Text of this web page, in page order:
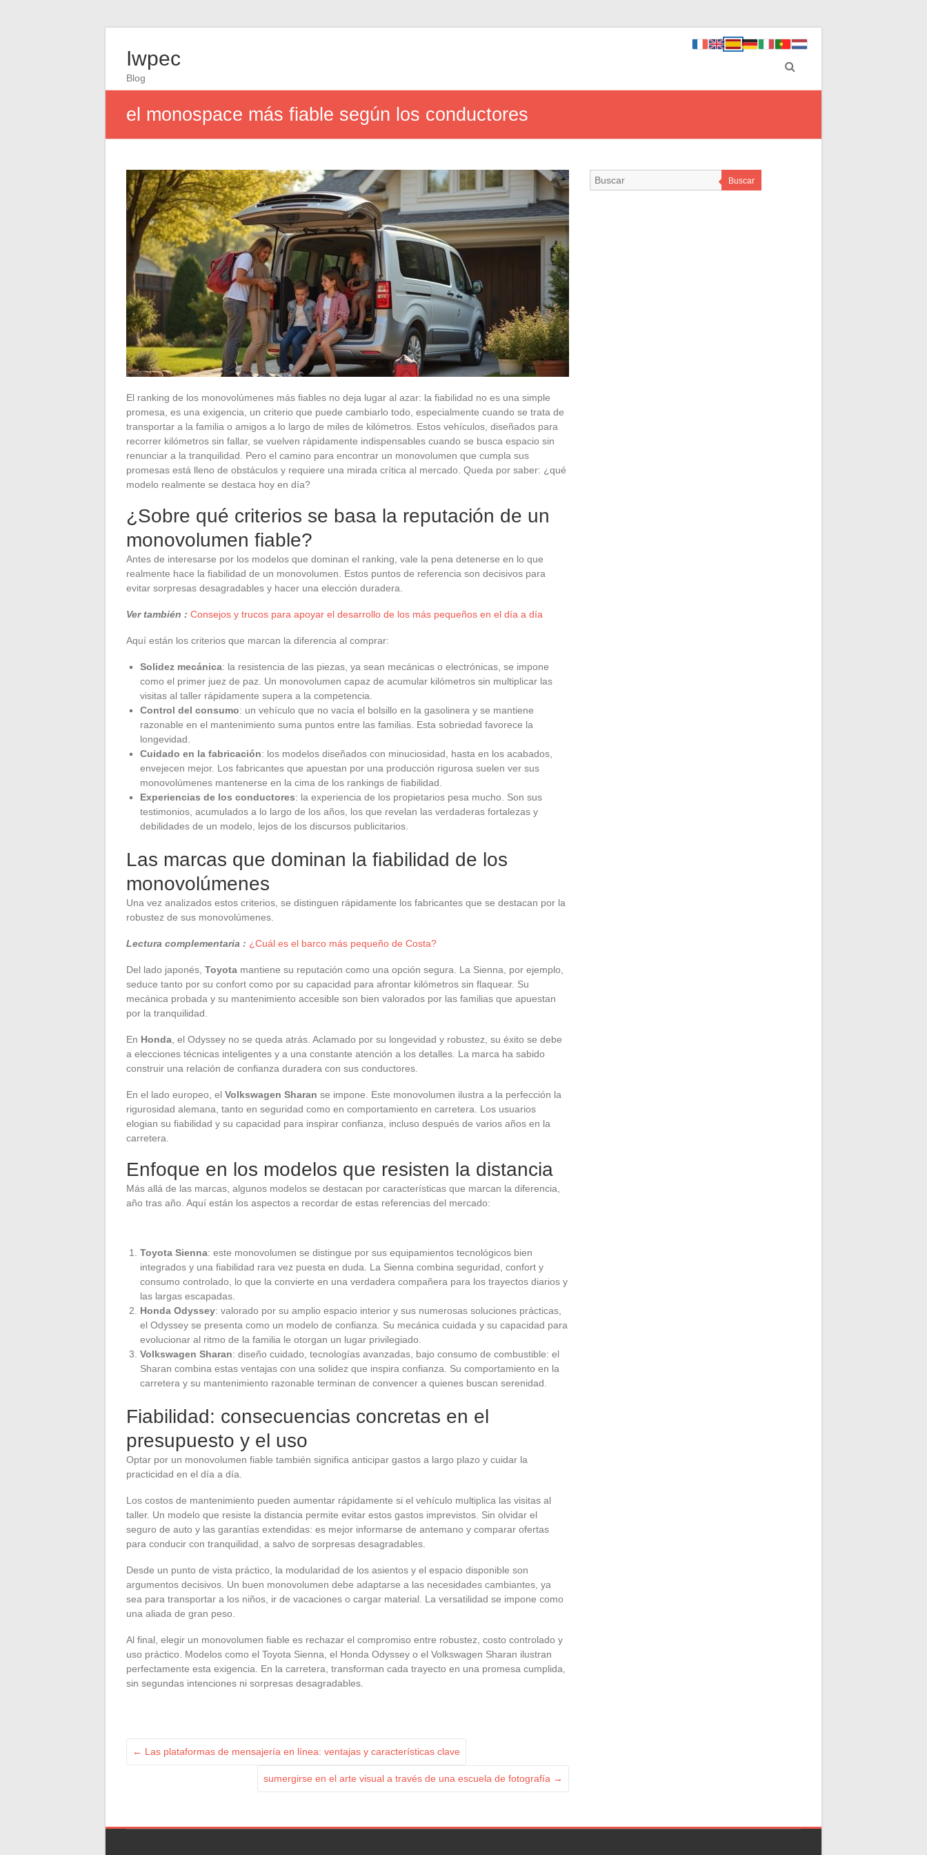
Iwpec
Blog
el monospace más fiable según los conductores
El ranking de los monovolúmenes más fiables no deja lugar al azar: la fiabilidad no es una simple
promesa, es una exigencia, un criterio que puede cambiarlo todo, especialmente cuando se trata de
transportar a la familia o amigos a lo largo de miles de kilómetros. Estos vehículos, diseñados para
recorrer kilómetros sin fallar, se vuelven rápidamente indispensables cuando se busca espacio sin
renunciar a la tranquilidad. Pero el camino para encontrar un monovolumen que cumpla sus
promesas está lleno de obstáculos y requiere una mirada crítica al mercado. Queda por saber: ¿qué
modelo realmente se destaca hoy en día?
¿Sobre qué criterios se basa la reputación de un
monovolumen fiable?
Antes de interesarse por los modelos que dominan el ranking, vale la pena detenerse en lo que
realmente hace la fiabilidad de un monovolumen. Estos puntos de referencia son decisivos para
evitar sorpresas desagradables y hacer una elección duradera.
Ver también : Consejos y trucos para apoyar el desarrollo de los más pequeños en el día a día
Aquí están los criterios que marcan la diferencia al comprar:
Solidez mecánica: la resistencia de las piezas, ya sean mecánicas o electrónicas, se impone
como el primer juez de paz. Un monovolumen capaz de acumular kilómetros sin multiplicar las
visitas al taller rápidamente supera a la competencia.
Control del consumo: un vehículo que no vacía el bolsillo en la gasolinera y se mantiene
razonable en el mantenimiento suma puntos entre las familias. Esta sobriedad favorece la
longevidad.
Cuidado en la fabricación: los modelos diseñados con minuciosidad, hasta en los acabados,
envejecen mejor. Los fabricantes que apuestan por una producción rigurosa suelen ver sus
monovolúmenes mantenerse en la cima de los rankings de fiabilidad.
Experiencias de los conductores: la experiencia de los propietarios pesa mucho. Son sus
testimonios, acumulados a lo largo de los años, los que revelan las verdaderas fortalezas y
debilidades de un modelo, lejos de los discursos publicitarios.
Las marcas que dominan la fiabilidad de los
monovolúmenes
Una vez analizados estos criterios, se distinguen rápidamente los fabricantes que se destacan por la
robustez de sus monovolúmenes.
Lectura complementaria : ¿Cuál es el barco más pequeño de Costa?
Del lado japonés, Toyota mantiene su reputación como una opción segura. La Sienna, por ejemplo,
seduce tanto por su confort como por su capacidad para afrontar kilómetros sin flaquear. Su
mecánica probada y su mantenimiento accesible son bien valorados por las familias que apuestan
por la tranquilidad.
En Honda , el Odyssey no se queda atrás. Aclamado por su longevidad y robustez, su éxito se debe
a elecciones técnicas inteligentes y a una constante atención a los detalles. La marca ha sabido
construir una relación de confianza duradera con sus conductores.
En el lado europeo, el Volkswagen Sharan se impone. Este monovolumen ilustra a la perfección la
rigurosidad alemana, tanto en seguridad como en comportamiento en carretera. Los usuarios
elogian su fiabilidad y su capacidad para inspirar confianza, incluso después de varios años en la
carretera.
Enfoque en los modelos que resisten la distancia
Más allá de las marcas, algunos modelos se destacan por características que marcan la diferencia,
año tras año. Aquí están los aspectos a recordar de estas referencias del mercado:
Toyota Sienna: este monovolumen se distingue por sus equipamientos tecnológicos bien
integrados y una fiabilidad rara vez puesta en duda. La Sienna combina seguridad, confort y
consumo controlado, lo que la convierte en una verdadera compañera para los trayectos diarios y
las largas escapadas.
Honda Odyssey: valorado por su amplio espacio interior y sus numerosas soluciones prácticas,
el Odyssey se presenta como un modelo de confianza. Su mecánica cuidada y su capacidad para
evolucionar al ritmo de la familia le otorgan un lugar privilegiado.
Volkswagen Sharan: diseño cuidado, tecnologías avanzadas, bajo consumo de combustible: el
Sharan combina estas ventajas con una solidez que inspira confianza. Su comportamiento en la
carretera y su mantenimiento razonable terminan de convencer a quienes buscan serenidad.
Fiabilidad: consecuencias concretas en el
presupuesto y el uso
Optar por un monovolumen fiable también significa anticipar gastos a largo plazo y cuidar la
practicidad en el día a día.
Los costos de mantenimiento pueden aumentar rápidamente si el vehículo multiplica las visitas al
taller. Un modelo que resiste la distancia permite evitar estos gastos imprevistos. Sin olvidar el
seguro de auto y las garantías extendidas: es mejor informarse de antemano y comparar ofertas
para conducir con tranquilidad, a salvo de sorpresas desagradables.
Desde un punto de vista práctico, la modularidad de los asientos y el espacio disponible son
argumentos decisivos. Un buen monovolumen debe adaptarse a las necesidades cambiantes, ya
sea para transportar a los niños, ir de vacaciones o cargar material. La versatilidad se impone como
una aliada de gran peso.
Al final, elegir un monovolumen fiable es rechazar el compromiso entre robustez, costo controlado y
uso práctico. Modelos como el Toyota Sienna, el Honda Odyssey o el Volkswagen Sharan ilustran
perfectamente esta exigencia. En la carretera, transforman cada trayecto en una promesa cumplida,
sin segundas intenciones ni sorpresas desagradables.
← Las plataformas de mensajería en línea: ventajas y características clave
sumergirse en el arte visual a través de una escuela de fotografía →
Buscar